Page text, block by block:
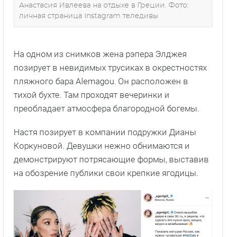
Анастасия Ивлеева на отдыхе в Греции. Фото:
личная страница Instagram теледивы
На одном из снимков жена рэпера Элджея
позирует в невидимых трусиках в окрестностях
пляжного бара Alemagou. Он расположен в
тихой бухте. Там проходят вечеринки и
преобладает атмосфера благородной богемы.
Настя позирует в компании подружки Дианы
Коркуновой. Девушки нежно обнимаются и
демонстрируют потрясающие формы, выставив
на обозрение публики свои крепкие ягодицы.